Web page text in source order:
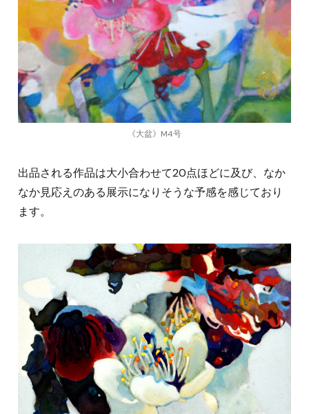
《大盆》M4号
出品される作品は大小合わせて20点ほどに及び、なか
なか見応えのある展示になりそうな予感を感じており
ます。